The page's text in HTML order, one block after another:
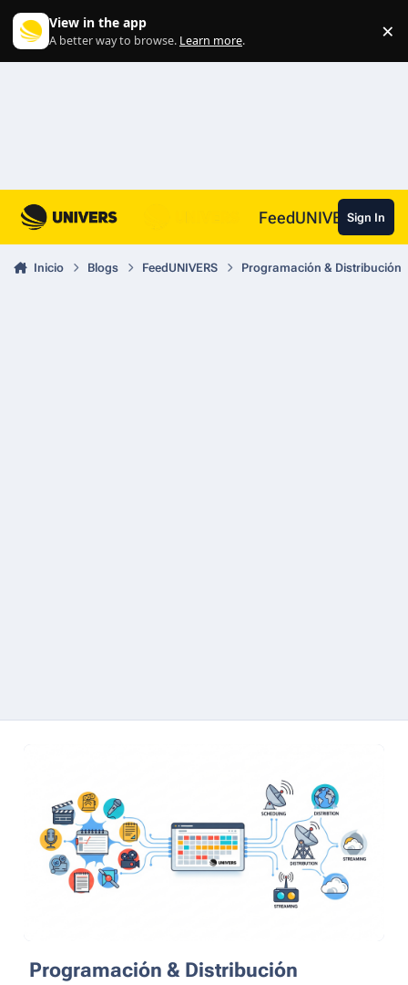
View in the app
A better way to browse. Learn more. ×
FeedUNIVERSSign In
Inicio Blogs FeedUNIVERS Programación & Distribución
Programación & Distribución